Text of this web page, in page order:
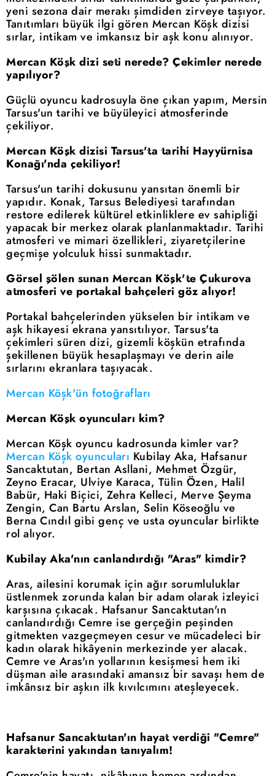
yeni sezona dair merakı şimdiden zirveye taşıyor.
Tanıtımları büyük ilgi gören Mercan Köşk dizisi
sırlar, intikam ve imkansız bir aşk konu alınıyor.
Mercan Köşk dizi seti nerede? Çekimler nerede
yapılıyor?
Güçlü oyuncu kadrosuyla öne çıkan yapım, Mersin
Tarsus'un tarihi ve büyüleyici atmosferinde
çekiliyor.
Mercan Köşk dizisi Tarsus'ta tarihi Hayyürnisa
Konağı'nda çekiliyor!
Tarsus'un tarihi dokusunu yansıtan önemli bir
yapıdır. Konak, Tarsus Belediyesi tarafından
restore edilerek kültürel etkinliklere ev sahipliği
yapacak bir merkez olarak planlanmaktadır. Tarihi
atmosferi ve mimari özellikleri, ziyaretçilerine
geçmişe yolculuk hissi sunmaktadır.
Görsel şölen sunan Mercan Köşk'te Çukurova
atmosferi ve portakal bahçeleri göz alıyor!
Portakal bahçelerinden yükselen bir intikam ve
aşk hikayesi ekrana yansıtılıyor. Tarsus'ta
çekimleri süren dizi, gizemli köşkün etrafında
şekillenen büyük hesaplaşmayı ve derin aile
sırlarını ekranlara taşıyacak.
Mercan Köşk'ün fotoğrafları
Mercan Köşk oyuncuları kim?
Mercan Köşk oyuncu kadrosunda kimler var?
Mercan Köşk oyuncuları Kubilay Aka, Hafsanur
Sancaktutan, Bertan Asllani, Mehmet Özgür,
Zeyno Eracar, Ulviye Karaca, Tülin Özen, Halil
Babür, Haki Biçici, Zehra Kelleci, Merve Şeyma
Zengin, Can Bartu Arslan, Selin Köseoğlu ve
Berna Cındıl gibi genç ve usta oyuncular birlikte
rol alıyor.
Kubilay Aka'nın canlandırdığı "Aras" kimdir?
Aras, ailesini korumak için ağır sorumluluklar
üstlenmek zorunda kalan bir adam olarak izleyici
karşısına çıkacak. Hafsanur Sancaktutan'ın
canlandırdığı Cemre ise gerçeğin peşinden
gitmekten vazgeçmeyen cesur ve mücadeleci bir
kadın olarak hikâyenin merkezinde yer alacak.
Cemre ve Aras'ın yollarının kesişmesi hem iki
düşman aile arasındaki amansız bir savaşı hem de
imkânsız bir aşkın ilk kıvılcımını ateşleyecek.
Hafsanur Sancaktutan'ın hayat verdiği "Cemre"
karakterini yakından tanıyalım!